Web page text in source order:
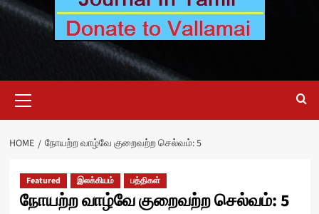
Menu
HOME நோயற்ற வாழ்வே குறைவற்ற செல்வம்: 5
Featured இலக்கியம் பத்திகள்
நோயற்ற வாழ்வே குறைவற்ற செல்வம்: 5